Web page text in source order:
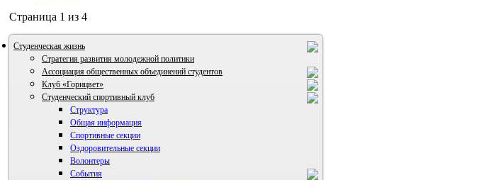
Страница 1 из 4
Студенческая жизнь
Стратегия развития молодежной политики
Ассоциация общественных объединений студентов
Клуб «Горицвет»
Студенческий спортивный клуб
Структура
Общая информация
Спортивные секции
Оздоровительные секции
Волонтеры
События